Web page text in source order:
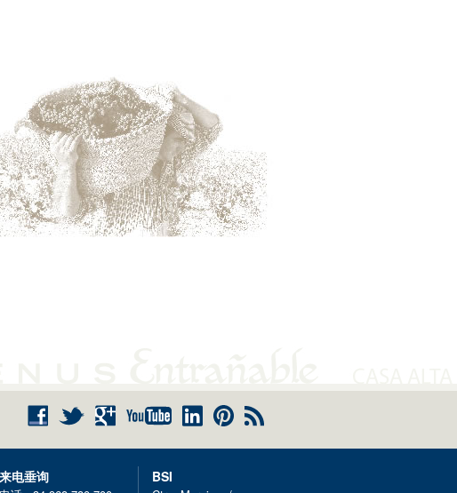
来电垂询 BSI